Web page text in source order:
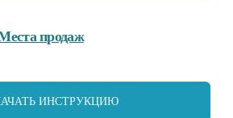
продаж
ИНСТРУКЦИЮ